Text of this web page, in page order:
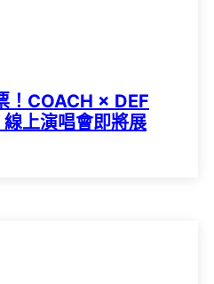
！COACH × DEF
上演唱會即將展